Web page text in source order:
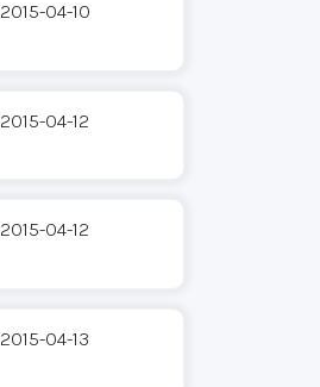
2015-04-10
2015-04-12
2015-04-12
2015-04-13